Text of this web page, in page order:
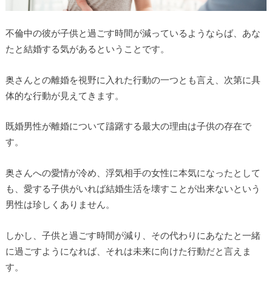
不倫中の彼が子供と過ごす時間が減っているようならば、あな
たと結婚する気があるということです。
奥さんとの離婚を視野に入れた行動の一つとも言え、次第に具
体的な行動が見えてきます。
既婚男性が離婚について躊躇する最大の理由は子供の存在で
す。
奥さんへの愛情が冷め、浮気相手の女性に本気になったとして
も、愛する子供がいれば結婚生活を壊すことが出来ないという
男性は珍しくありません。
しかし、子供と過ごす時間が減り、その代わりにあなたと一緒
に過ごすようになれば、それは未来に向けた行動だと言えま
す。